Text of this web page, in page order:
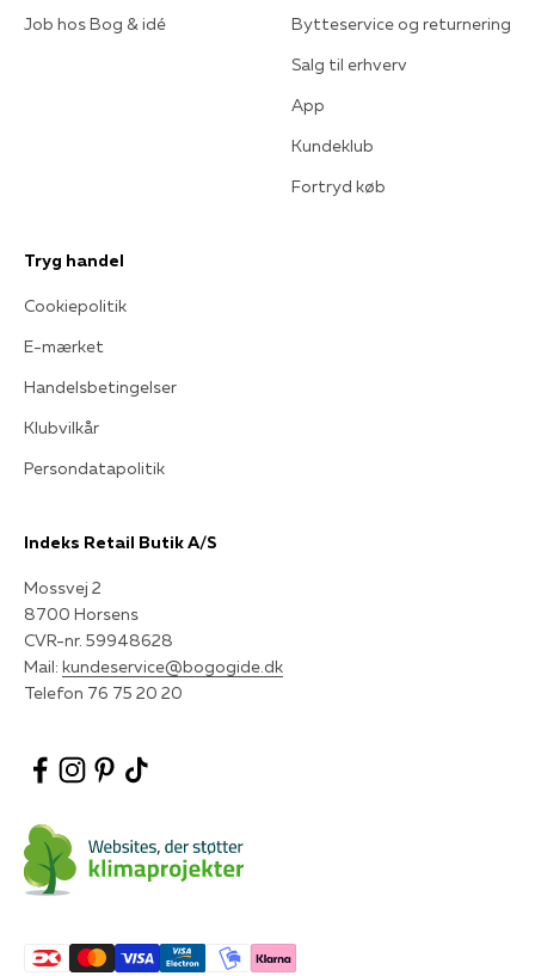
Job hos Bog & idé
Bytteservice og returnering
Salg til erhverv
App
Kundeklub
Fortryd køb
Tryg handel
Cookiepolitik
E-mærket
Handelsbetingelser
Klubvilkår
Persondatapolitik
Indeks Retail Butik A/S
Mossvej 2
8700 Horsens
CVR-nr. 59948628
Mail: kundeservice@bogogide.dk
Telefon 76 75 20 20